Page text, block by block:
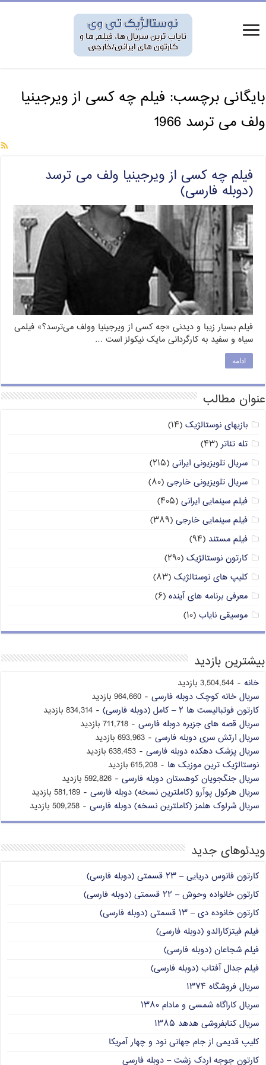
بایگانی برچسب: فیلم چه کسی از ویرجینیا
ولف می ترسد 1966
فیلم چه کسی از ویرجینیا ولف می ترسد
(دوبله فارسی)
فیلم بسیار زیبا و دیدنی «چه کسی از ویرجینیا وولف می‌ترسد؟» فیلمی
سیاه و سفید به کارگردانی مایک نیکولز است …
ادامه
عنوان مطالب
بازیهای نوستالژیک (۱۴)
تله تئاتر(۴۳)
سریال تلویزیونی ایرانی (۲۱۵)
سریال تلویزیونی خارجی (۸۰)
فیلم سینمایی ایرانی (۴۰۵)
فیلم سینمایی خارجی (۳۸۹)
فیلم مستند (۹۴)
کارتون نوستالژیک (۲۹۰)
کلیپ های نوستالژیک (۸۳)
معرفی برنامه های آینده (۶)
موسیقی نایاب (۱۰)
بیشترین بازدید
خانه - 3,504,544 بازدید
سریال خانه کوچک دوبله فارسی - 964,660 بازدید
کارتون فوتبالیست ها ۲ – کامل (دوبله فارسی)
- 834,314 بازدید
سریال قصه های جزیره دوبله فارسی - 711,718 بازدید
سریال ارتش سری دوبله فارسی - 693,963 بازدید
سریال پزشک دهکده دوبله فارسی - 638,453 بازدید
نوستالژیک ترین موزیک ها - 615,208 بازدید
سریال جنگجویان کوهستان دوبله فارسی - 592,826 بازدید
سریال هرکول پوآرو (کاملترین نسخه) دوبله فارسی - 581,189 بازدید
سریال شرلوک هلمز (کاملترین نسخه) دوبله فارسی - 509,258 بازدید
ویدئوهای جدید
کارتون فانوس دریایی – ۲۳ قسمتی (دوبله فارسی)
کارتون خانواده وحوش – ۲۲ قسمتی (دوبله فارسی)
کارتون خانوده دی – ۱۳ قسمتی (دوبله فارسی)
فیلم فیتزکارالدو (دوبله فارسی)
فیلم شجاعان (دوبله فارسی)
فیلم جدال آفتاب (دوبله فارسی)
سریال فروشگاه ۱۳۷۴
سریال کاراگاه شمسی و مادام ۱۳۸۰
سریال کتابفروشی هدهد ۱۳۸۵
کلیپ قدیمی از جام جهانی نود و چهار آمریکا
کارتون جوجه اردک زشت – دوبله فارسی